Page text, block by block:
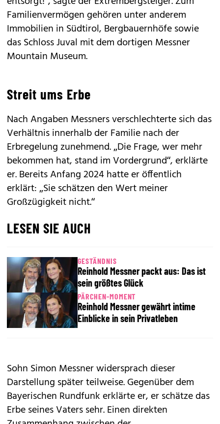
Familienvermögen gehören unter anderem
Immobilien in Südtirol, Bergbauernhöfe sowie
das Schloss Juval mit dem dortigen Messner
Mountain Museum.
Streit ums Erbe
Nach Angaben Messners verschlechterte sich das
Verhältnis innerhalb der Familie nach der
Erbregelung zunehmend. „Die Frage, wer mehr
bekommen hat, stand im Vordergrund“, erklärte
er. Bereits Anfang 2024 hatte er öffentlich
erklärt: „Sie schätzen den Wert meiner
Großzügigkeit nicht.“
LESEN SIE AUCH
GESTÄNDNIS
Reinhold Messner packt aus: Das ist
sein größtes Glück
PÄRCHEN-MOMENT
Reinhold Messner gewährt intime
Einblicke in sein Privatleben
Sohn Simon Messner widersprach dieser
Darstellung später teilweise. Gegenüber dem
Bayerischen Rundfunk erklärte er, er schätze das
Erbe seines Vaters sehr. Einen direkten